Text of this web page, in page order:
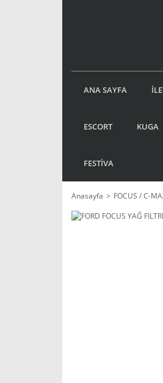
ANA SAYFA
ESCORT KUGA
FESTİVA
Anasayfa FOCUS / C-